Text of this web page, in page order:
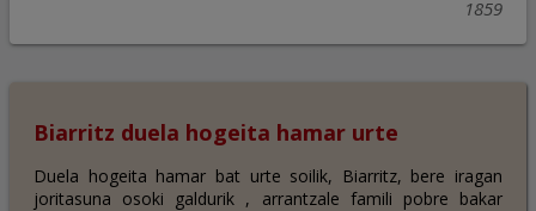
1859
Biarritz duela hogeita hamar urte
Duela hogeita hamar bat urte soilik, Biarritz, bere iragan
joritasuna osoki galdurik , arrantzale famili pobre bakar